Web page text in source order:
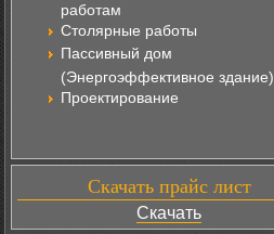
работам
Столярные работы
Пассивный дом
(Энергоэффективное здание)
Проектирование
Скачать прайс лист
Скачать